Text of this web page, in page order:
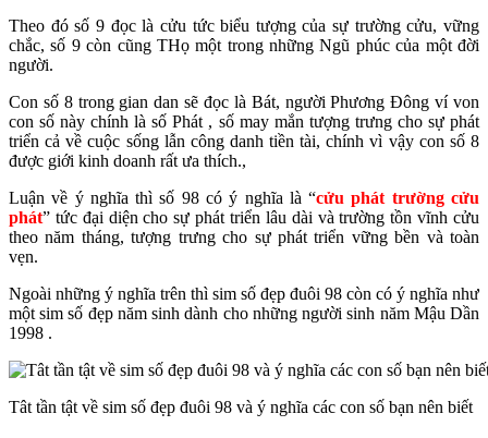
Theo đó số 9 đọc là cửu tức biểu tượng của sự trường cửu, vững
chắc, số 9 còn cũng THọ một trong những Ngũ phúc của một đời
người.
Con số 8 trong gian dan sẽ đọc là Bát, người Phương Đông ví von
con số này chính là số Phát , số may mắn tượng trưng cho sự phát
triển cả về cuộc sống lẫn công danh tiền tài, chính vì vậy con số 8
được giới kinh doanh rất ưa thích.,
Luận về ý nghĩa thì số 98 có ý nghĩa là “cửu phát trường cửu
phát” tức đại diện cho sự phát triển lâu dài và trường tồn vĩnh cửu
theo năm tháng, tượng trưng cho sự phát triển vững bền và toàn
vẹn.
Ngoài những ý nghĩa trên thì sim số đẹp đuôi 98 còn có ý nghĩa như
một sim số đẹp năm sinh dành cho những người sinh năm Mậu Dần
1998 .
Tât tần tật về sim số đẹp đuôi 98 và ý nghĩa các con số bạn nên biết